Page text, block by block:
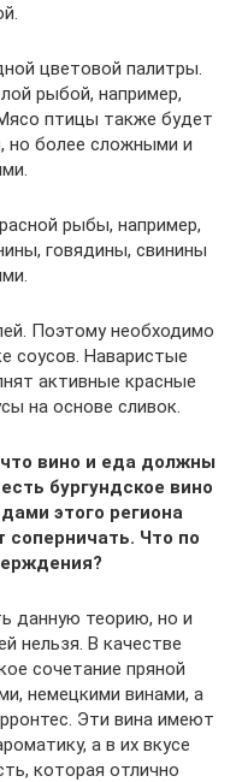
цветовой палитры.
рыбой, например,
птицы также будет
но более сложными и
рыбы, например,
говядины, свинины
Поэтому необходимо
соусов. Наваристые
активные красные
на основе сливок.
вино и еда должны
бургундское вино
этого региона
соперничать. Что по
данную теорию, но и
нельзя. В качестве
сочетание пряной
немецкими винами, а
Эти вина имеют
а в их вкусе
которая отлично